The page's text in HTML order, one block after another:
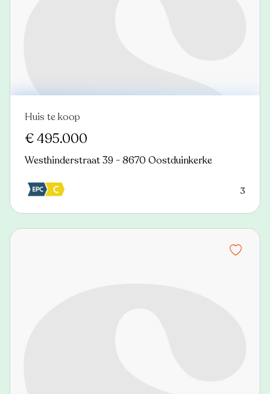
Nieuw
Huis te koop
€ 495.000
Westhinderstraat 39 - 8670 Oostduinkerke
3